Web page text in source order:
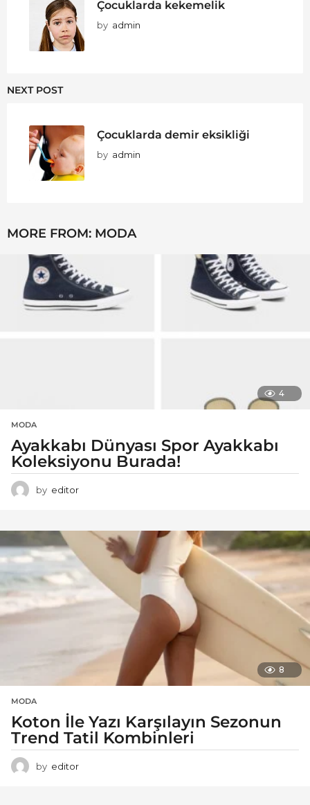
Çocuklarda kekemelik
by admin
NEXT POST
Çocuklarda demir eksikliği
by admin
MORE FROM: MODA
4
MODA
Ayakkabı Dünyası Spor Ayakkabı
Koleksiyonu Burada!
by editor
8
MODA
Koton İle Yazı Karşılayın Sezonun
Trend Tatil Kombinleri
by editor